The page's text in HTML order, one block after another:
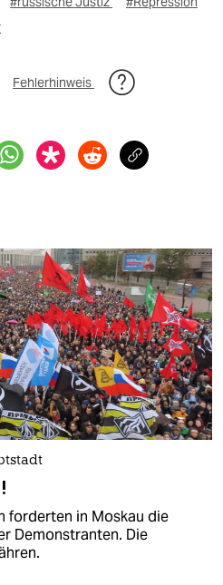
Fehlerhinweis
forderten in Moskau die
Demonstranten. Die